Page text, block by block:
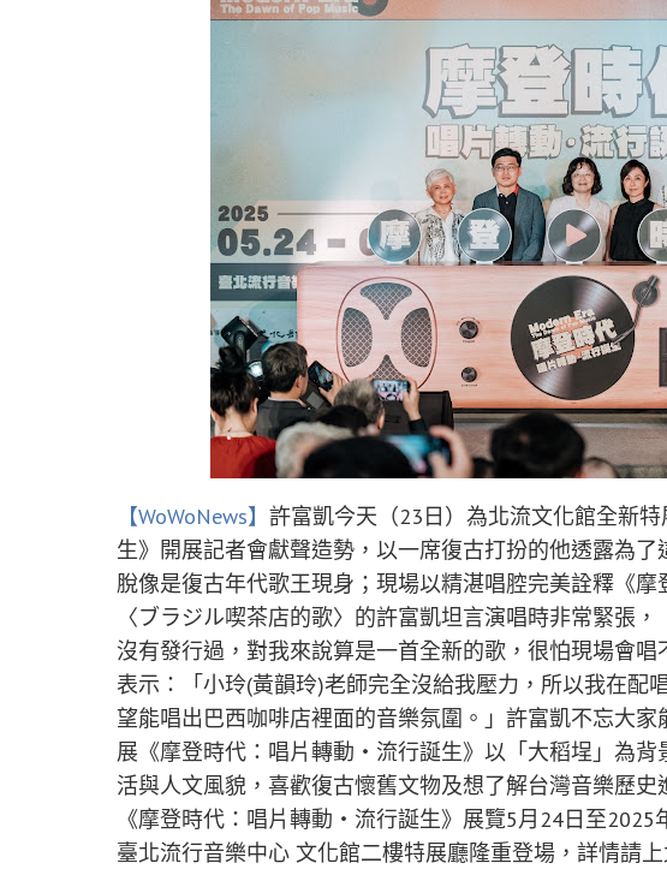
【WoWoNews】 許富凱今天（23日）為北流文化館全新
生》開展記者會獻聲造勢，以一席復古打扮的他透露為
脫像是復古年代歌王現身；現場以精湛唱腔完美詮釋《
〈ブラジル喫茶店的歌〉的許富凱坦言演唱時非常緊張
沒有發行過，對我來說算是一首全新的歌，很怕現場會
表示：「小玲(黃韻玲)老師完全沒給我壓力，所以我在配
望能唱出巴西咖啡店裡面的音樂氛圍。」許富凱不忘大
展《摩登時代：唱片轉動・流行誕生》以「大稻埕」為
活與人文風貌，喜歡復古懷舊文物及想了解台灣音樂歷史
《摩登時代：唱片轉動・流行誕生》展覽5月24日至
臺北流行音樂中心 文化館二樓特展廳隆重登場，詳情請上